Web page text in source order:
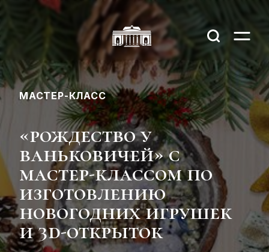
МАСТЕР-КЛАСС
«рождество у
ваньковичей» с
мастер-классом по
изготовлению
новогодних игрушек
и 3d-открыток